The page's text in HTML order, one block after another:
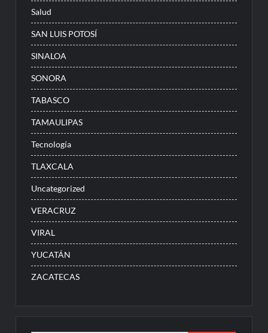
Salud
SAN LUIS POTOSÍ
SINALOA
SONORA
TABASCO
TAMAULIPAS
Tecnología
TLAXCALA
Uncategorized
VERACRUZ
VIRAL
YUCATÁN
ZACATECAS